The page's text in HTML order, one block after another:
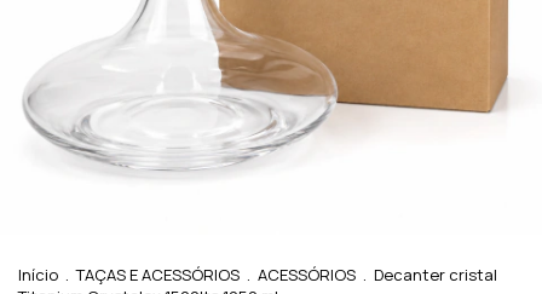
Início . TAÇAS E ACESSÓRIOS . ACESSÓRIOS . Decanter cristal